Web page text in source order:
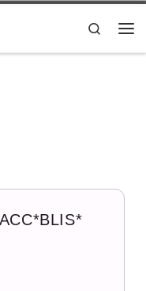
Search